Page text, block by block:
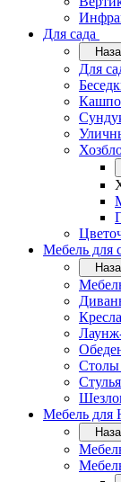
Для сада
Для
Кашпо
Мебель для
Столы
Мебель для